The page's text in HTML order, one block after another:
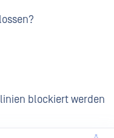
blockiert werden